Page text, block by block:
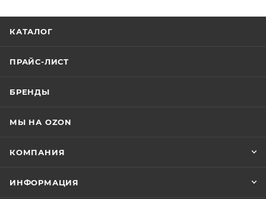
КАТАЛОГ
ПРАЙС-ЛИСТ
БРЕНДЫ
МЫ НА OZON
КОМПАНИЯ
ИНФОРМАЦИЯ